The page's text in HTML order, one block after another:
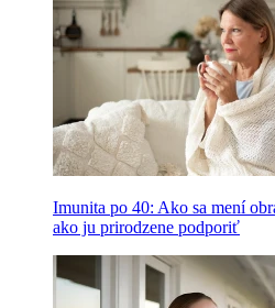
Imunita po 40: Ako sa mení
ako ju prirodzene podporiť